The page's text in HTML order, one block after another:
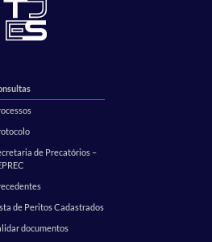
de Precatórios –
de Peritos Cadastrados
documentos